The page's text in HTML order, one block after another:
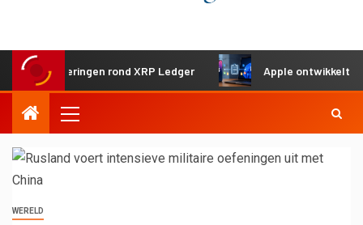
rond XRP Ledger Apple ontwikkelt gedeeld
WERELD